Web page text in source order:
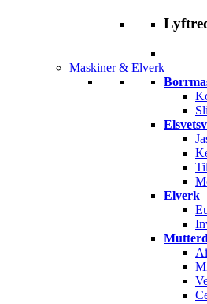
Maskiner & Elverk
Elverk